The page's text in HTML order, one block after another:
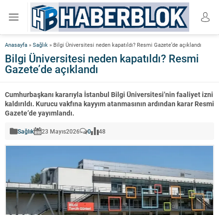
Anasayfa » Sağlık » Bilgi Üniversitesi neden kapatıldı? Resmi Gazete’de açıklandı
Bilgi Üniversitesi neden kapatıldı? Resmi
Gazete’de açıklandı
Cumhurbaşkanı kararıyla İstanbul Bilgi Üniversitesi’nin faaliyet izni
kaldırıldı. Kurucu vakfına kayyım atanmasının ardından karar Resmi
Gazete’de yayımlandı.
Sağlık 23 Mayıs2026 0 48